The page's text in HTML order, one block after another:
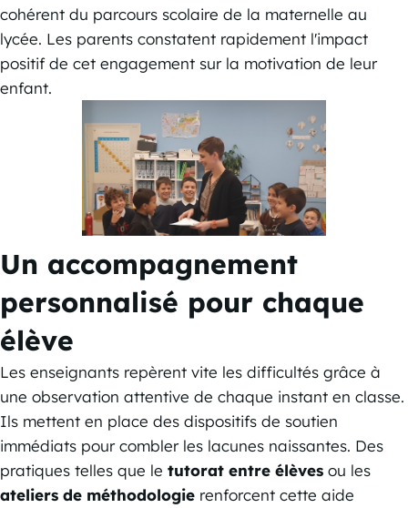
cohérent du parcours scolaire de la maternelle au
lycée. Les parents constatent rapidement l'impact
positif de cet engagement sur la motivation de leur
enfant.
Un accompagnement
personnalisé pour chaque
élève
Les enseignants repèrent vite les difficultés grâce à
une observation attentive de chaque instant en classe.
Ils mettent en place des dispositifs de soutien
immédiats pour combler les lacunes naissantes. Des
pratiques telles que le tutorat entre élèves ou les
ateliers de méthodologie renforcent cette aide